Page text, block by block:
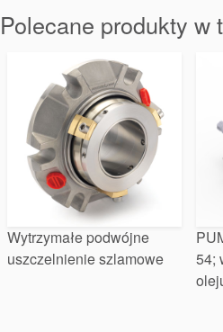
Systemy
Polecane produkty w
Wytrzymałe podwójne
uszczelnienie szlamowe
54;